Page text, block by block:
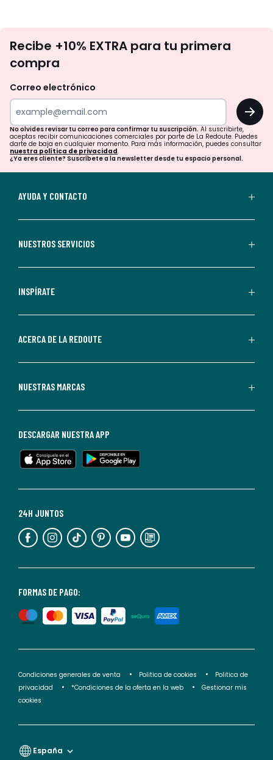
te
tu
para
confirmar
tu
suscripción.
aceptas
comerciales
personalizadas
parte
Redoute.
de
en
cualquier
Para
información,
puedes
nuestra
de
privacidad</2>.
Recibe +10% EXTRA para tu primera
compra
Correo electrónico
OK
No olvides revisar tu correo para confirmar tu suscripción. Al suscribirte,
aceptas recibir comunicaciones comerciales por parte de La Redoute. Puedes
darte de baja en cualquier momento. Para más información, puedes consultar
nuestra política de privacidad.
¿Ya eres cliente? Suscríbete a la newsletter desde tu espacio personal.
AYUDA Y CONTACTO
NUESTROS SERVICIOS
INSPÍRATE
ACERCA DE LA REDOUTE
NUESTRAS MARCAS
FORMAS DE PAGO:
24H JUNTOS
DESCARGAR NUESTRA APP
Condiciones generales de venta Politica de cookies
Politica de
privacidad
*Condiciones de la oferta en la web
Gestionar mis
cookies
España